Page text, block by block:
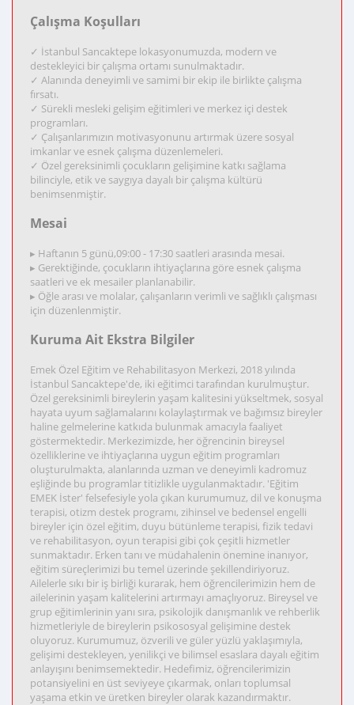
Çalışma Koşulları
✓ İstanbul Sancaktepe lokasyonumuzda, modern ve
destekleyici bir çalışma ortamı sunulmaktadır.
✓ Alanında deneyimli ve samimi bir ekip ile birlikte çalışma
fırsatı.
✓ Sürekli mesleki gelişim eğitimleri ve merkez içi destek
programları.
✓ Çalışanlarımızın motivasyonunu artırmak üzere sosyal
imkanlar ve esnek çalışma düzenlemeleri.
✓ Özel gereksinimli çocukların gelişimine katkı sağlama
bilinciyle, etik ve saygıya dayalı bir çalışma kültürü
benimsenmiştir.
Mesai
▸ Haftanın 5 günü,09:00 - 17:30 saatleri arasında mesai.
▸ Gerektiğinde, çocukların ihtiyaçlarına göre esnek çalışma
saatleri ve ek mesailer planlanabilir.
▸ Öğle arası ve molalar, çalışanların verimli ve sağlıklı çalışması
için düzenlenmiştir.
Kuruma Ait Ekstra Bilgiler
Emek Özel Eğitim ve Rehabilitasyon Merkezi, 2018 yılında
İstanbul Sancaktepe'de, iki eğitimci tarafından kurulmuştur.
Özel gereksinimli bireylerin yaşam kalitesini yükseltmek, sosyal
hayata uyum sağlamalarını kolaylaştırmak ve bağımsız bireyler
haline gelmelerine katkıda bulunmak amacıyla faaliyet
göstermektedir. Merkezimizde, her öğrencinin bireysel
özelliklerine ve ihtiyaçlarına uygun eğitim programları
oluşturulmakta, alanlarında uzman ve deneyimli kadromuz
eşliğinde bu programlar titizlikle uygulanmaktadır. 'Eğitim
EMEK İster' felsefesiyle yola çıkan kurumumuz, dil ve konuşma
terapisi, otizm destek programı, zihinsel ve bedensel engelli
bireyler için özel eğitim, duyu bütünleme terapisi, fizik tedavi
ve rehabilitasyon, oyun terapisi gibi çok çeşitli hizmetler
sunmaktadır. Erken tanı ve müdahalenin önemine inanıyor,
eğitim süreçlerimizi bu temel üzerinde şekillendiriyoruz.
Ailelerle sıkı bir iş birliği kurarak, hem öğrencilerimizin hem de
ailelerinin yaşam kalitelerini artırmayı amaçlıyoruz. Bireysel ve
grup eğitimlerinin yanı sıra, psikolojik danışmanlık ve rehberlik
hizmetleriyle de bireylerin psikososyal gelişimine destek
oluyoruz. Kurumumuz, özverili ve güler yüzlü yaklaşımıyla,
gelişimi destekleyen, yenilikçi ve bilimsel esaslara dayalı eğitim
anlayışını benimsemektedir. Hedefimiz, öğrencilerimizin
potansiyelini en üst seviyeye çıkarmak, onları toplumsal
yaşama etkin ve üretken bireyler olarak kazandırmaktır.